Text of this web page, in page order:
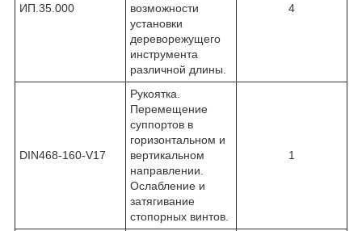
ИП.35.000
возможности
установки
дереворежущего
инструмента
различной длины.
4
DIN468-160-V17
Рукоятка.
Перемещение
суппортов в
горизонтальном и
вертикальном
направлении.
Ослабление и
затягивание
стопорных винтов.
1